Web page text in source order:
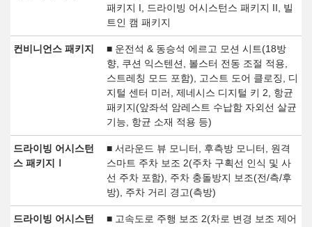
패키지 I, 드라이빙 어시스턴스 패키지 II, 빌
트인 캠 패키지
컨비니언스 패키지
■ 운전석 & 동승석 에르고 모션 시트(18방
향, 쿠션 익스텐션, 볼스터 전동 조절 적용,
스트레칭 모드 포함), 고스트 도어 클로징, 디
지털 센터 미러, 제네시스 디지털 키 2, 항균
패키지(앞좌석 암레스트 수납함 자외선 살균
기능, 항균 소재 적용 등)
드라이빙 어시스턴
스 패키지Ⅰ
■ 서라운드 뷰 모니터, 후측방 모니터, 원격
스마트 주차 보조 2(주차 구획선 인식 및 사
선 주차 포함), 주차 충돌방지 보조(전/측/후
방), 주차 거리 경고(측방)
드라이빙 어시스턴
■ 고속도로 주행 보조 2(차로 변경 보조 제어